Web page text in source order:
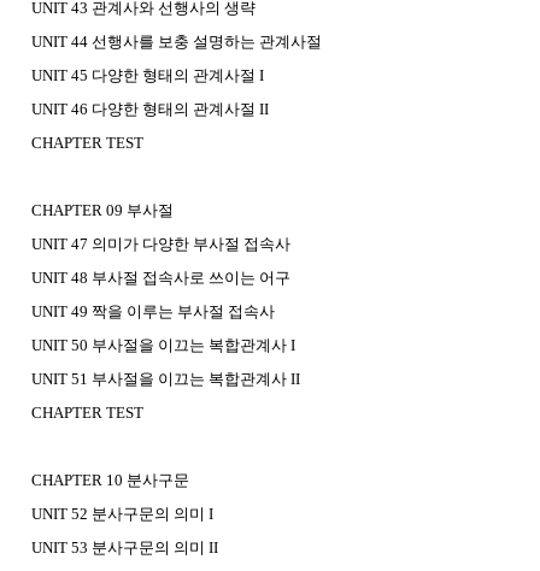
UNIT 43 관계사와 선행사의 생략
UNIT 44 선행사를 보충 설명하는 관계사절
UNIT 45 다양한 형태의 관계사절 I
UNIT 46 다양한 형태의 관계사절 II
CHAPTER TEST
CHAPTER 09 부사절
UNIT 47 의미가 다양한 부사절 접속사
UNIT 48 부사절 접속사로 쓰이는 어구
UNIT 49 짝을 이루는 부사절 접속사
UNIT 50 부사절을 이끄는 복합관계사 I
UNIT 51 부사절을 이끄는 복합관계사 II
CHAPTER TEST
CHAPTER 10 분사구문
UNIT 52 분사구문의 의미 I
UNIT 53 분사구문의 의미 II